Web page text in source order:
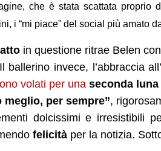
che è stata scattata
i “mi piace” del social più amato
in questione ritrae Belen
Il ballerino invece, l’abbraccia
volati per unaseconda
meglio, per sempre”,
dolcissimi e irresistibili
felicità per la notizia.